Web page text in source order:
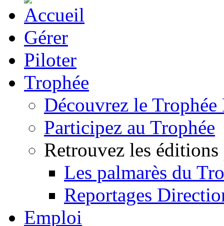
Gérer
Piloter
Trophée
Découvrez le
Participez au Trophée
Retrouvez les éditions
Les palmarès du
Reportages
Emploi